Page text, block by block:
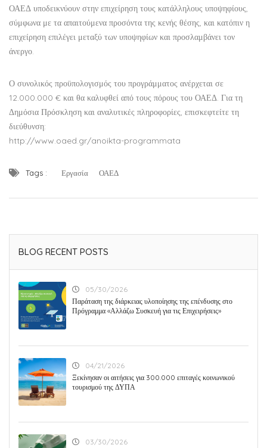
ΟΑΕΔ υποδεικνύουν στην επιχείρηση τους κατάλληλους υποψηφίους,
σύμφωνα με τα απαιτούμενα προσόντα της κενής θέσης, και κατόπιν η
επιχείρηση επιλέγει μεταξύ των υποψηφίων και προσλαμβάνει τον
άνεργο.
Ο συνολικός προϋπολογισμός του προγράμματος ανέρχεται σε
12.000.000 € και θα καλυφθεί από τους πόρους του ΟΑΕΔ. Για τη
Δημόσια Πρόσκληση και αναλυτικές πληροφορίες, επισκεφτείτε τη
διεύθυνση:
http://www.oaed.gr/anoikta-programmata
Tags : Εργασία ΟΑΕΔ
BLOG RECENT POSTS
05/30/2026
Παράταση της διάρκειας υλοποίησης της επένδυσης στο
Πρόγραμμα «Αλλάζω Συσκευή για τις Επιχειρήσεις»
04/21/2026
Ξεκίνησαν οι αιτήσεις για 300.000 επιταγές κοινωνικού
τουρισμού της ΔΥΠΑ
03/30/2026